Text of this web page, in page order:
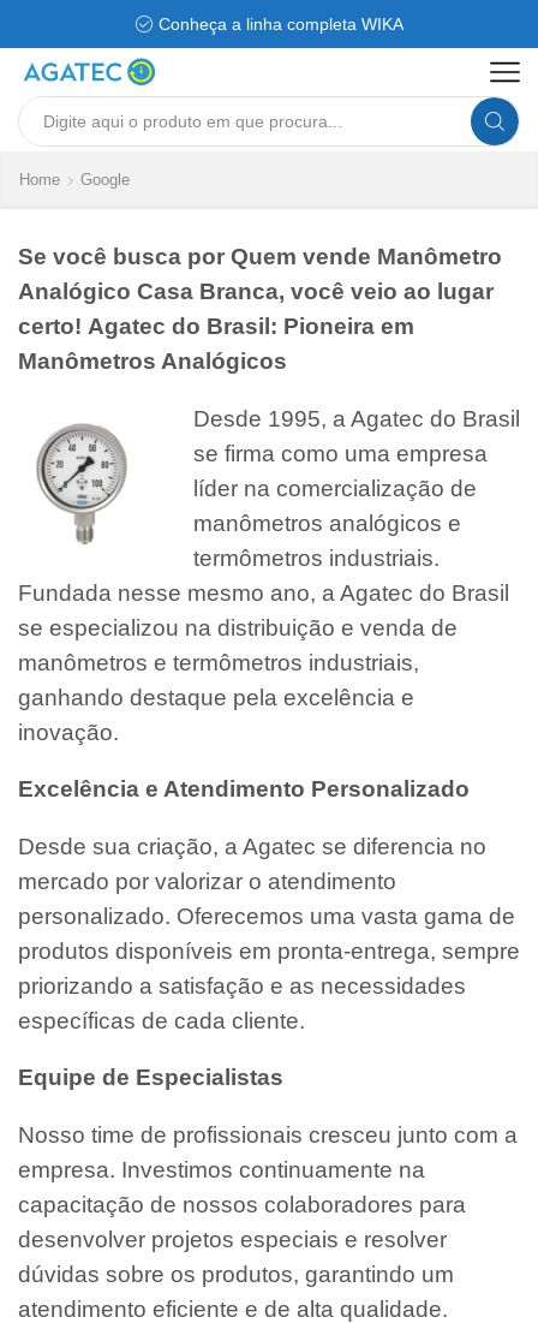
Conheça a linha completa WIKA
Search
Home Google
Se você busca por Quem vende Manômetro
Analógico Casa Branca, você veio ao lugar
certo! Agatec do Brasil: Pioneira em
Manômetros Analógicos
Desde 1995, a Agatec do Brasil
se firma como uma empresa
líder na comercialização de
manômetros analógicos e
termômetros industriais.
Fundada nesse mesmo ano, a Agatec do Brasil
se especializou na distribuição e venda de
manômetros e termômetros industriais,
ganhando destaque pela excelência e
inovação.
Excelência e Atendimento Personalizado
Desde sua criação, a Agatec se diferencia no
mercado por valorizar o atendimento
personalizado. Oferecemos uma vasta gama de
produtos disponíveis em pronta-entrega, sempre
priorizando a satisfação e as necessidades
específicas de cada cliente.
Equipe de Especialistas
Nosso time de profissionais cresceu junto com a
empresa. Investimos continuamente na
capacitação de nossos colaboradores para
desenvolver projetos especiais e resolver
dúvidas sobre os produtos, garantindo um
atendimento eficiente e de alta qualidade.